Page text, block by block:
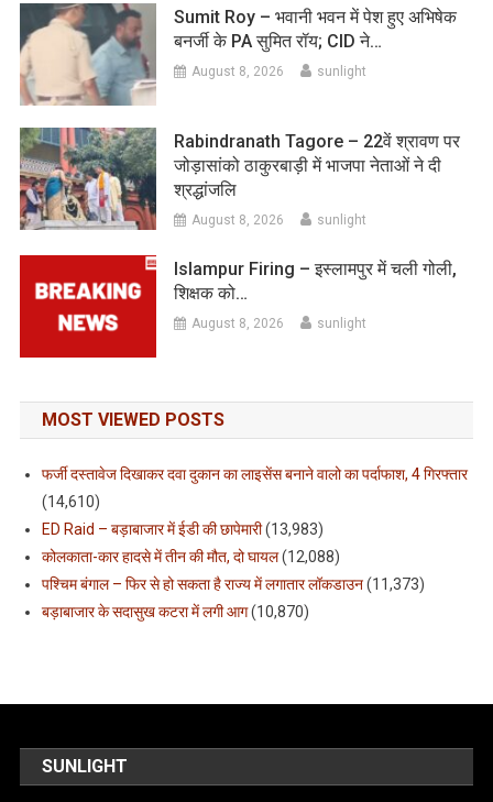
Sumit Roy – भवानी भवन में पेश हुए अभिषेक
बनर्जी के PA सुमित रॉय; CID ने…
August 8, 2026 sunlight
Rabindranath Tagore – 22वें श्रावण पर
जोड़ासांको ठाकुरबाड़ी में भाजपा नेताओं ने दी
श्रद्धांजलि
August 8, 2026 sunlight
Islampur Firing – इस्लामपुर में चली गोली,
शिक्षक को…
August 8, 2026 sunlight
MOST VIEWED POSTS
फर्जी दस्तावेज दिखाकर दवा दुकान का लाइसेंस बनाने वालो का पर्दाफाश, 4 गिरफ्तार
(14,610)
ED Raid – बड़ाबाजार में ईडी की छापेमारी(13,983)
कोलकाता-कार हादसे में तीन की मौत, दो घायल(12,088)
पश्चिम बंगाल – फिर से हो सकता है राज्य में लगातार लॉकडाउन(11,373)
बड़ाबाजार के सदासुख कटरा में लगी आग(10,870)
SUNLIGHT